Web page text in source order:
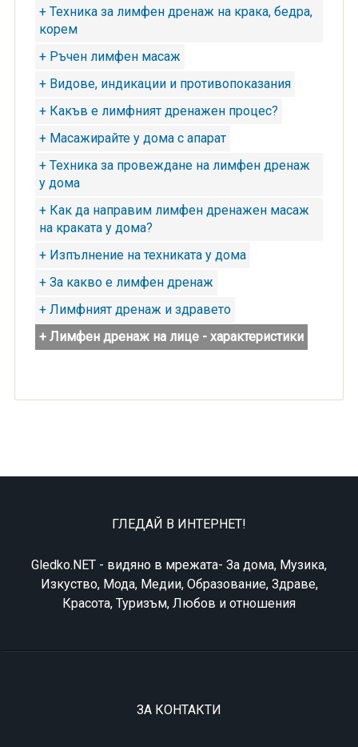
+ Техника за лимфен дренаж на крака, бедра,
корем
+ Ръчен лимфен масаж
+ Видове, индикации и противопоказания
+ Какъв е лимфният дренажен процес?
+ Масажирайте у дома с апарат
+ Техника за провеждане на лимфен дренаж
у дома
+ Как да направим лимфен дренажен масаж
на краката у дома?
+ Изпълнение на техниката у дома
+ За какво е лимфен дренаж
+ Лимфният дренаж и здравето
+ Лимфен дренаж на лице - характеристики
ГЛЕДАЙ В ИНТЕРНЕТ!
Gledko.NET - видяно в мрежата- За дома, Музика,
Изкуство, Мода, Медии, Образование, Здраве,
Красота, Туризъм, Любов и отношения
ЗА КОНТАКТИ